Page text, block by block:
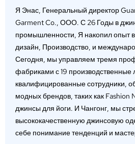
Я Энас, Генеральный директор
Garment Co., ООО. С 26 Годы в
промышленности, Я накопил опыт в
дизайн, Производство, и
Сегодня, мы управляем тремя
фабриками с 19 производственные
квалифицированные сотрудники,
модных брендов, таких как
джинсы для йоги. И Чангонг, мы
высококачественную джинсовую
себе понимание тенденций и